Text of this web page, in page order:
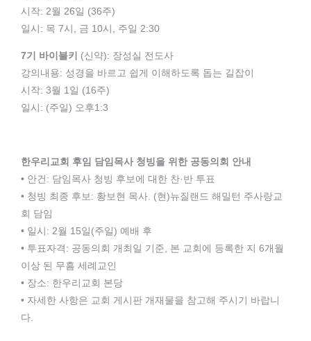
시작: 2월 26일 (36주)
일시: 목 7시, 금 10시, 주일 2:30
7기 바이블키
(신약): 장성실 전도사
강의내용: 성경을 바르고 쉽게 이해하도록 돕는 길잡이
시작: 3월 1일 (16주)
일시: (주일) 오후1:3
한우리교회 후임 담임목사 청빙을 위한 공동의회 안내
• 안건: 담임목사 청빙 후보에 대한 찬·반 투표
• 청빙 최종 후보: 황보현 목사. (현)뉴질랜드 해밀턴 주사랑교
회 담임
• 일시: 2월 15일(주일) 예배 후
• 투표자격: 공동의회 개최일 기준, 본 교회에 등록한 지 6개월
이상 된 무흠 세례교인
• 장소: 한우리교회 본당
• 자세한 사항은 교회 게시판 개재물을 참고해 주시기 바랍니
다.